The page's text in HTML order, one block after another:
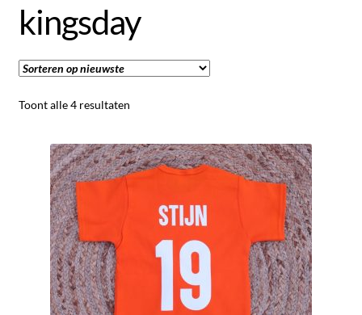
Kleding
Tassen
Keukenschort
Uitverkoop
Klantenservice
Contact
kingsday
Toont alle 4 resultatenGesorteerd